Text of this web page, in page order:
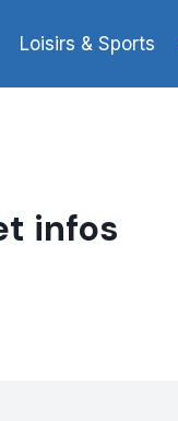
Loisirs & Sports
infos